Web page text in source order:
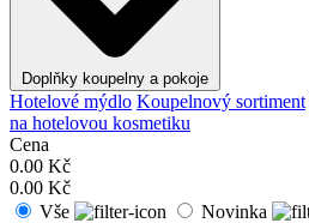
Doplňky koupelny a pokoje
Hotelové mýdlo Koupelnový sortiment
na hotelovou kosmetiku
Cena
0.00 Kč
0.00 Kč
Vše
Novinka